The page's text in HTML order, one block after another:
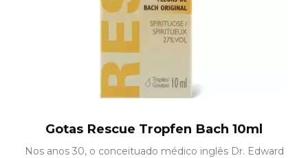
Gotas Rescue Tropfen Bach 10ml
Nos anos 30, o conceituado médico inglês Dr. Edward